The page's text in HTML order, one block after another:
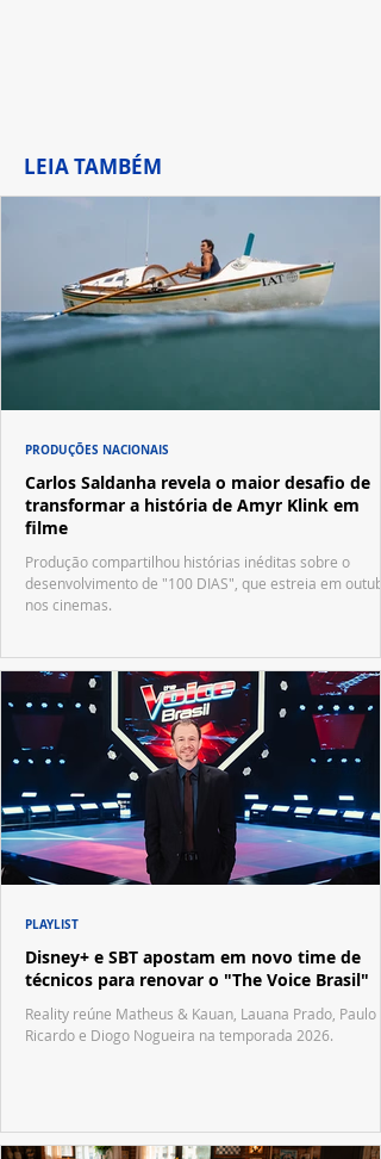
LEIA TAMBÉM
Carlos Saldanha revela o maior desafio de
transformar a história de Amyr Klink em
filme
Produção compartilhou histórias inéditas sobre o
desenvolvimento de "100 DIAS", que estreia em
nos cinemas.
PRODUÇÕES NACIONAIS
Disney+ e SBT apostam em novo time de
técnicos para renovar o "The Voice Brasil"
Reality reúne Matheus & Kauan, Lauana Prado, Paulo
Ricardo e Diogo Nogueira na temporada 2026.
PLAYLIST